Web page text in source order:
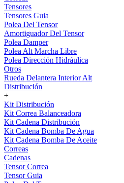
Tensores
Tensores Guia
Polea Del Tensor
Amortiguador Del Tensor
Polea Damper
Polea Alt Marcha Libre
Polea Dirección Hidráulica
Otros
Rueda Delantera Interior Alt
Distribución
+
Kit Distribución
Kit Correa Balanceadora
Kit Cadena Distribución
Kit Cadena Bomba De Agua
Kit Cadena Bomba De Aceite
Correas
Cadenas
Tensor Correa
Tensor Guia